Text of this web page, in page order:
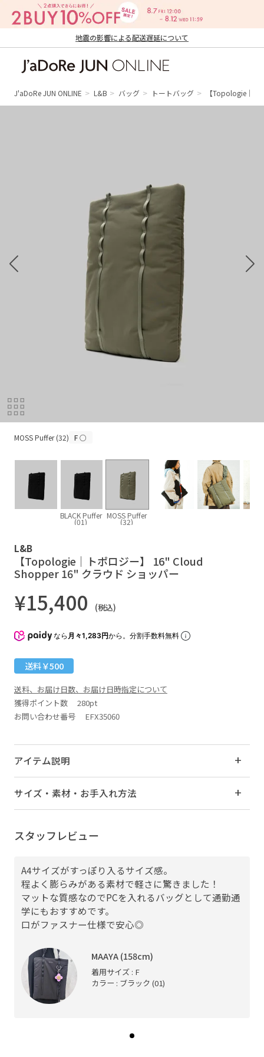
地震の影響による配送遅延について
ン オンライン）
J'aDoRe JUN ONLINE L&B バッグ トートバッグ 【Topologie｜
MOSS Puffer (32) F○
BLACK Puffer
(01)
MOSS Puffer
(32)
L&B
【Topologie｜トポロジー】 16" Cloud
Shopper 16" クラウド ショッパー
¥15,400 (税込)
なら 月々1,283円から。分割手数料無料
送料￥500
送料、お届け日数、お届け日時指定について
獲得ポイント数 280pt
お問い合わせ番号 EFX35060
アイテム説明
サイズ・素材・お手入れ方法
スタッフレビュー
A4サイズがすっぽり入るサイズ感。
程よく膨らみがある素材で軽さに驚きました！
マットな質感なのでPCを入れるバッグとして通勤通
学にもおすすめです。
口がファスナー仕様で安心◎
MAAYA (158cm)
着用サイズ : F
カラー : ブラック (01)